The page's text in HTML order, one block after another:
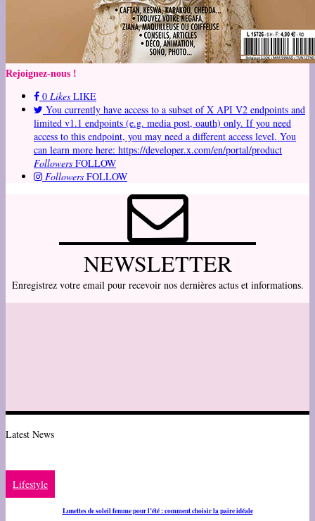
Rejoignez-nous !
0 Likes LIKE
You currently have access to a subset of X API V2 endpoints and
limited v1.1 endpoints (e.g. media post, oauth) only. If you need
access to this endpoint, you may need a different access level. You
can learn more here: https://developer.x.com/en/portal/product
Followers FOLLOW
Followers FOLLOW
NEWSLETTER
Enregistrez votre email pour recevoir nos dernières actus et informations.
Latest News
Lifestyle
Lunettes de soleil femme pour l’été : comment choisir la paire idéale